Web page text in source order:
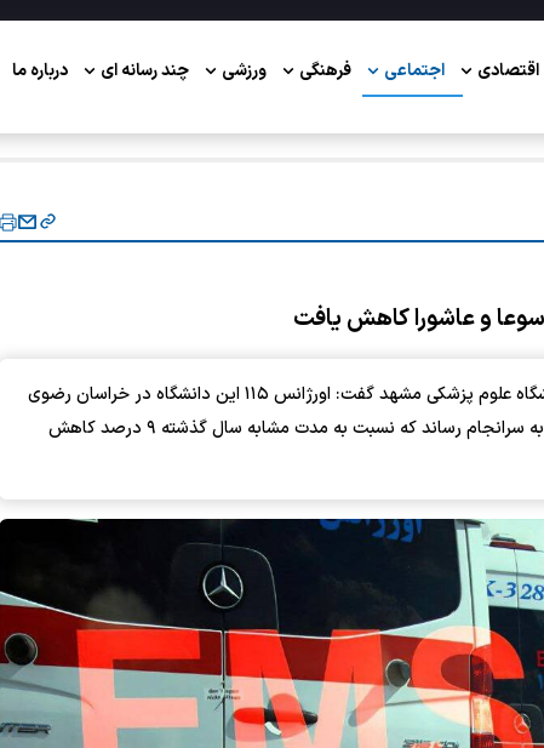
اقتصادی اجتماعی فرهنگی ورزشی چند رسانه ای درباره ما
رییس اورژانس پیش‌بیمارستانی و مدیریت حوادث دانشگاه علوم پزشکی مشهد گفت: اورژانس ۱۱۵ این دانشگاه در خراسان رضوی
۲ هزار و ۲۳۹ ماموریت را در ایام تاسوعا و عاشورای امسال به سرانجام رساند که نسبت به مدت مشابه سال گذشته ۹ درصد کاهش